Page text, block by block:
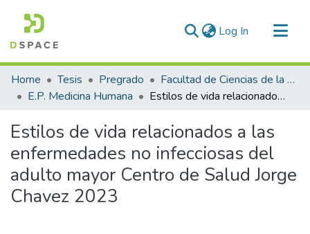
Log In (current)
Communities & Collections
All of DSpace
Home Tesis Pregrado
Facultad de Ciencias de la Salud
E.P. Medicina Humana
Estilos de vida relacionados a las enfermedades no infecciosas del adulto mayor Centro de Salud Jorge Chavez 2023
Estilos de vida relacionados a las
enfermedades no infecciosas del
adulto mayor Centro de Salud Jorge
Chavez 2023